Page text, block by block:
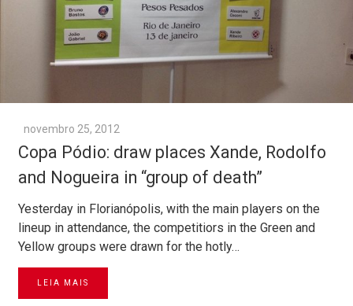
novembro 25, 2012
Copa Pódio: draw places Xande, Rodolfo
and Nogueira in “group of death”
Yesterday in Florianópolis, with the main players on the
lineup in attendance, the competitiors in the Green and
Yellow groups were drawn for the hotly…
LEIA MAIS